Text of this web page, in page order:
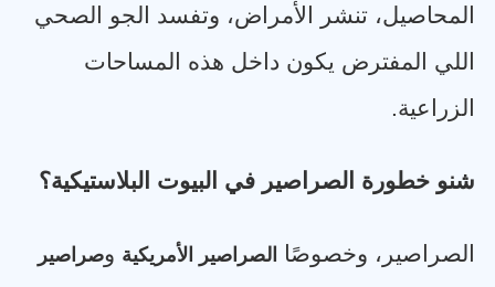
المحاصيل، تنشر الأمراض، وتفسد الجو الصحي
اللي المفترض يكون داخل هذه المساحات
الزراعية.
شنو خطورة الصراصير في البيوت البلاستيكية؟
الصراصير، وخصوصًا الصراصير الأمريكية وصراصير